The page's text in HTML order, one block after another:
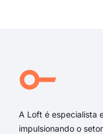
A Loft é especialista
impulsionando o